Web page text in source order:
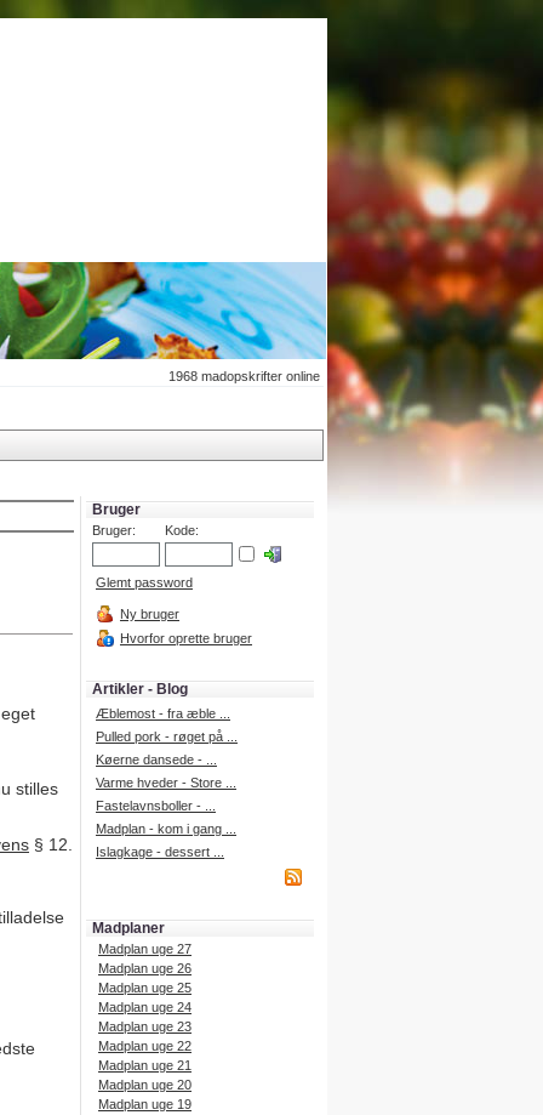
1968 madopskrifter online
stilles
§ 12.
Bruger
Bruger: Kode:
Glemt password
Ny bruger
Hvorfor oprette bruger
Artikler - Blog
Æblemost - fra æble ...
Pulled pork - røget på ...
Køerne dansede - ...
Varme hveder - Store ...
Fastelavnsboller - ...
Madplan - kom i gang ...
Islagkage - dessert ...
Madplaner
Madplan uge 27
Madplan uge 26
Madplan uge 25
Madplan uge 24
Madplan uge 23
Madplan uge 22
Madplan uge 21
Madplan uge 20
Madplan uge 19